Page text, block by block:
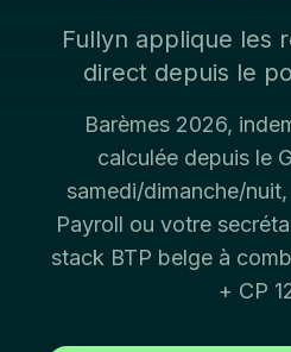
Fullyn applique les
direct depuis le
Barèmes 2026,
calculée depuis le
samedi/dimanche/
Payroll ou votre
stack BTP belge à
+ CP